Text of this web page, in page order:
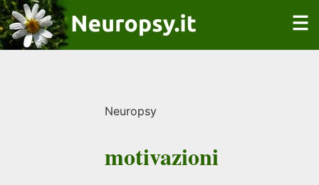
Neuropsy
motivazioni